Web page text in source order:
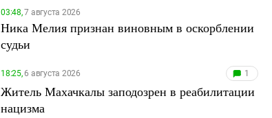
03:48,7 августа 2026
Ника Мелия признан виновным в оскорблении
судьи
18:25,6 августа 2026 1
Житель Махачкалы заподозрен в реабилитации
нацизма